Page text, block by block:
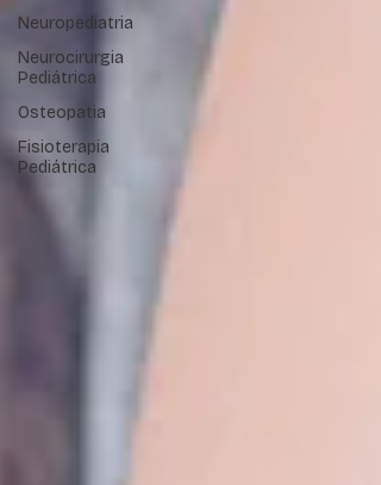
Neuropediatria
Neurocirurgia
Pediátrica
Osteopatia
Fisioterapia
Pediátrica